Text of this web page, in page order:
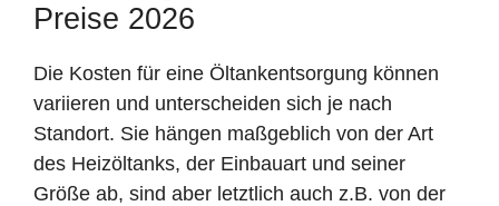
Preise 2026
Die Kosten für eine Öltankentsorgung können
variieren und unterscheiden sich je nach
Standort. Sie hängen maßgeblich von der Art
des Heizöltanks, der Einbauart und seiner
Größe ab, sind aber letztlich auch z.B. von der